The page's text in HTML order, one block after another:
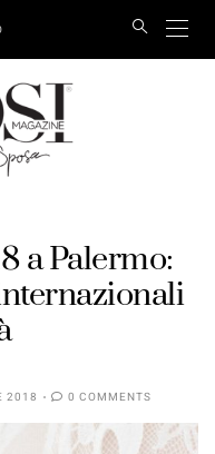
a Palermo:
2018 0 COMMENTS